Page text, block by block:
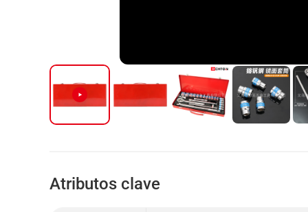
Atributos clave